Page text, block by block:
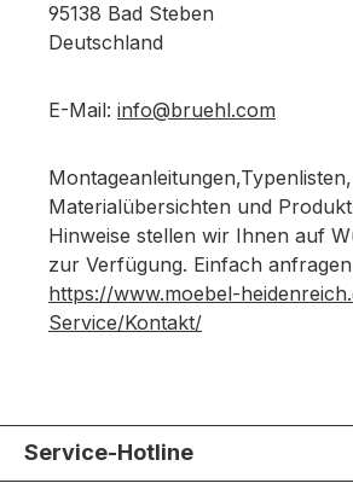
95138 Bad Steben
Deutschland
E-Mail: info@bruehl.com
Montageanleitungen,Typenlisten,
Materialübersichten und
Hinweise stellen wir Ihnen auf
zur Verfügung. Einfach
https://www.moebel-
Service/Kontakt/
Service-Hotline